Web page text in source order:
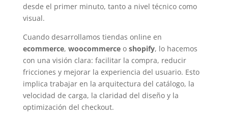
desde el primer minuto, tanto a nivel técnico como
visual.
Cuando desarrollamos tiendas online en
ecommerce, woocommerceo shopify, lo hacemos
con una visión clara: facilitar la compra, reducir
fricciones y mejorar la experiencia del usuario. Esto
implica trabajar en la arquitectura del catálogo, la
velocidad de carga, la claridad del diseño y la
optimización del checkout.